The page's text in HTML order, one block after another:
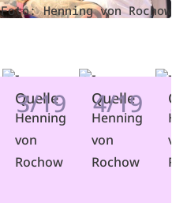
Foto: Henning von Rochow
3/19
Quelle
Henning
von
Rochow
4/19
Quelle
Henning
von
Rochow